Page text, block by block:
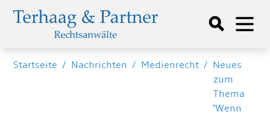
Startseite / Nachrichten / Medienrecht / Neues
zum
Thema
"Wenn